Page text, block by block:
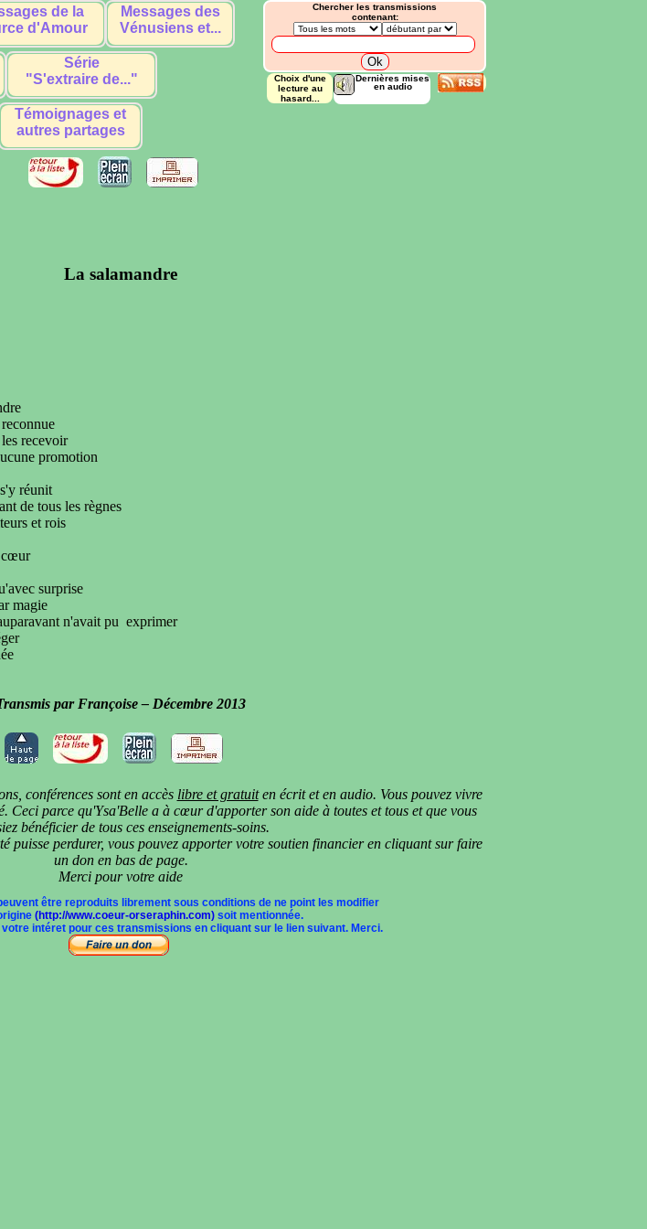
Chercher les transmissions
contenant:
Choix d'une
lecture au
hasard...
Dernières mises
en audio
de la
d'Amour
Messages des
Vénusiens et...
Série
"S'extraire de..."
Témoignages et
autres partages
La salamandre
recevoir
promotion
réunit
de tous les règnes
et rois
cœur
surprise
magie
n'avait pu exprimer
par Françoise – Décembre 2013
conférences sont en accès libre et gratuiten écrit et en audio. Vous pouvez vivre
Ceci parce qu'Ysa'Belle a à cœur d'apporter son aide à toutes et tous et que vous
bénéficier de tous ces enseignements-soins.
puisse perdurer, vous pouvez apporter votre soutien financier en cliquant sur faire
un don en bas de page.
Merci pour votre aide
être reproduits librement sous conditions de ne point les modifier
(http://www.coeur-orseraphin.com)soit mentionnée.
intéret pour ces transmissions en cliquant sur le lien suivant. Merci.